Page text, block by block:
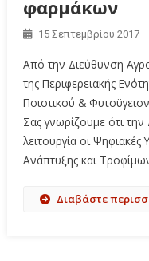
φαρμάκων
15 Σεπτεμβρίου 2017
Από την Διεύθυνση
της Περιφερειακής
Ποιοτικού &
Σας γνωρίζουμε ότι
λειτουργία οι
Ανάπτυξης και
Διαβάστε